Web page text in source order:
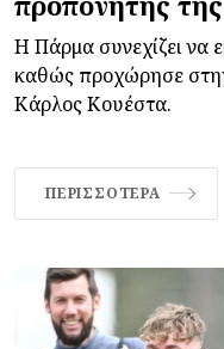
Η Πάρμα συνεχίζει να
καθώς προχώρησε
Κάρλος Κουέστα.
ΠΕΡΙΣΣΌΤΕΡΑ